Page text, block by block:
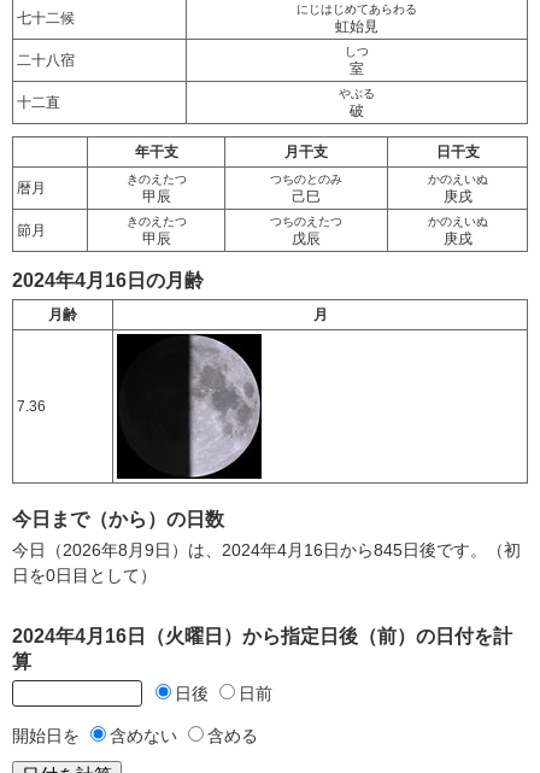
七十二候
にじはじめてあらわる
虹始見
二十八宿
しつ
室
十二直
やぶる
破
年干支 月干支 日干支
暦月
きのえたつ
甲辰
つちのとのみ
己巳
かのえいぬ
庚戌
節月
きのえたつ
甲辰
つちのえたつ
戊辰
かのえいぬ
庚戌
2024年4月16日の月齢
月齢 月
7.36
今日まで（から）の日数
今日（2026年8月9日）は、2024年4月16日から845日後です。（初
日を0日目として）
2024年4月16日（火曜日）から指定日後（前）の日付を計
算
日後 日前
開始日を 含めない 含める